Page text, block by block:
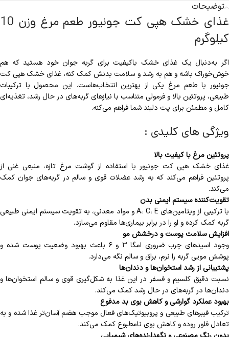
توضیحات
غذای خشک هپی کت جونیور طعم مرغ وزن 10
کیلوگرم
اگر به‌دنبال یک غذای خشک باکیفیت برای گربه جوان خود هستید که هم
خوش‌خوراک باشه و هم به رشد و سلامت بدنش کمک کنه، غذای خشک هپی کت
جونیور با طعم مرغ یکی از بهترین انتخاب‌هاست. این محصول با ترکیبات
طبیعی، پروتئین بالا و فرمولی متناسب با نیازهای گربه‌های در حال رشد، تغذیه‌ای
کامل و مطمئن برای پت دلبند شما فراهم می‌کنه.
ویژگی های کلیدی :
پروتئین مرغ با کیفیت بالا
غذای خشک هپی کت جونیور با استفاده از گوشت مرغ تازه، منبعی غنی از
پروتئین فراهم می‌کند که به رشد عضلات قوی و سالم در گربه‌های جوان کمک
می‌کند.
تقویت‌کننده سیستم ایمنی بدن
با ترکیبی از ویتامین‌های A، C، E و مواد معدنی، به تقویت سیستم ایمنی طبیعی
گربه کمک کرده و او را در برابر بیماری‌ها مقاوم می‌سازد.
افزایش سلامت پوست و درخشش مو
وجود اسیدهای چرب ضروری امگا ۳ و ۶ باعث بهبود وضعیت پوست شده و
پوشش مویی گربه را نرم، براق و سالم نگه می‌دارد.
پشتیبانی از رشد استخوان‌ها و دندان‌ها
نسبت دقیق کلسیم و فسفر در این غذا به شکل‌گیری قوی و سالم استخوان‌ها و
دندان‌ها در گربه‌های در حال رشد کمک می‌کند.
بهبود عملکرد گوارشی و کاهش بوی بد مدفوع
ترکیب فیبرهای طبیعی و پروبیوتیک‌های فعال موجب هضم آسان‌تر غذا شده و به
تعادل فلور روده و کاهش بوی نامطبوع کمک می‌کند.